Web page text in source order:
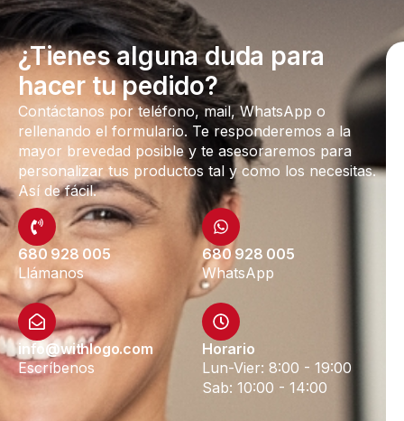
¿Tienes alguna duda para
hacer tu pedido?
Contáctanos por teléfono, mail, WhatsApp o
rellenando el formulario. Te responderemos a la
mayor brevedad posible y te asesoraremos para
personalizar tus productos tal y como los necesitas.
Así de fácil.
680 928 005
Llámanos
680 928 005
WhatsApp
info@withlogo.com
Escríbenos
Horario
Lun-Vier: 8:00 - 19:00
Sab: 10:00 - 14:00